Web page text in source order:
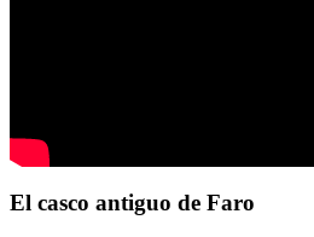
El casco antiguo de Faro